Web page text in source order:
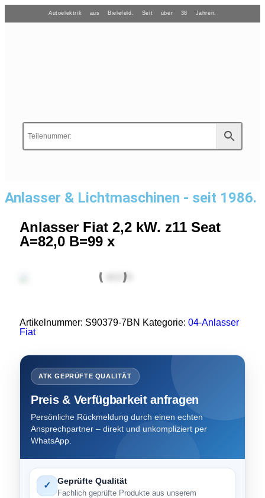
Autoelektrik aus Bielefeld. Seit über 38 Jahren.
Anlasser & Lichtmaschinen - seit 1986.
Anlasser Fiat 2,2 kW. z11 Seat
A=82,0 B=99 x
Artikelnummer: S90379-7BN Kategorie: 04-Anlasser
Fiat
ATK GEPRÜFTE QUALITÄT
Preis & Verfügbarkeit anfragen
Persönliche Rückmeldung durch einen echten
Ansprechpartner – direkt und unkompliziert per
WhatsApp.
✓ Geprüfte Qualität
Fachlich geprüfte Produkte aus unserem